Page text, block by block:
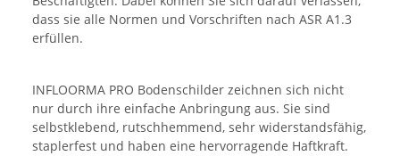
dass sie alle Normen und Vorschriften nach ASR A1.3
erfüllen.
INFLOORMA PRO Bodenschilder zeichnen sich nicht
nur durch ihre einfache Anbringung aus. Sie sind
selbstklebend, rutschhemmend, sehr widerstandsfähig,
staplerfest und haben eine hervorragende Haftkraft.